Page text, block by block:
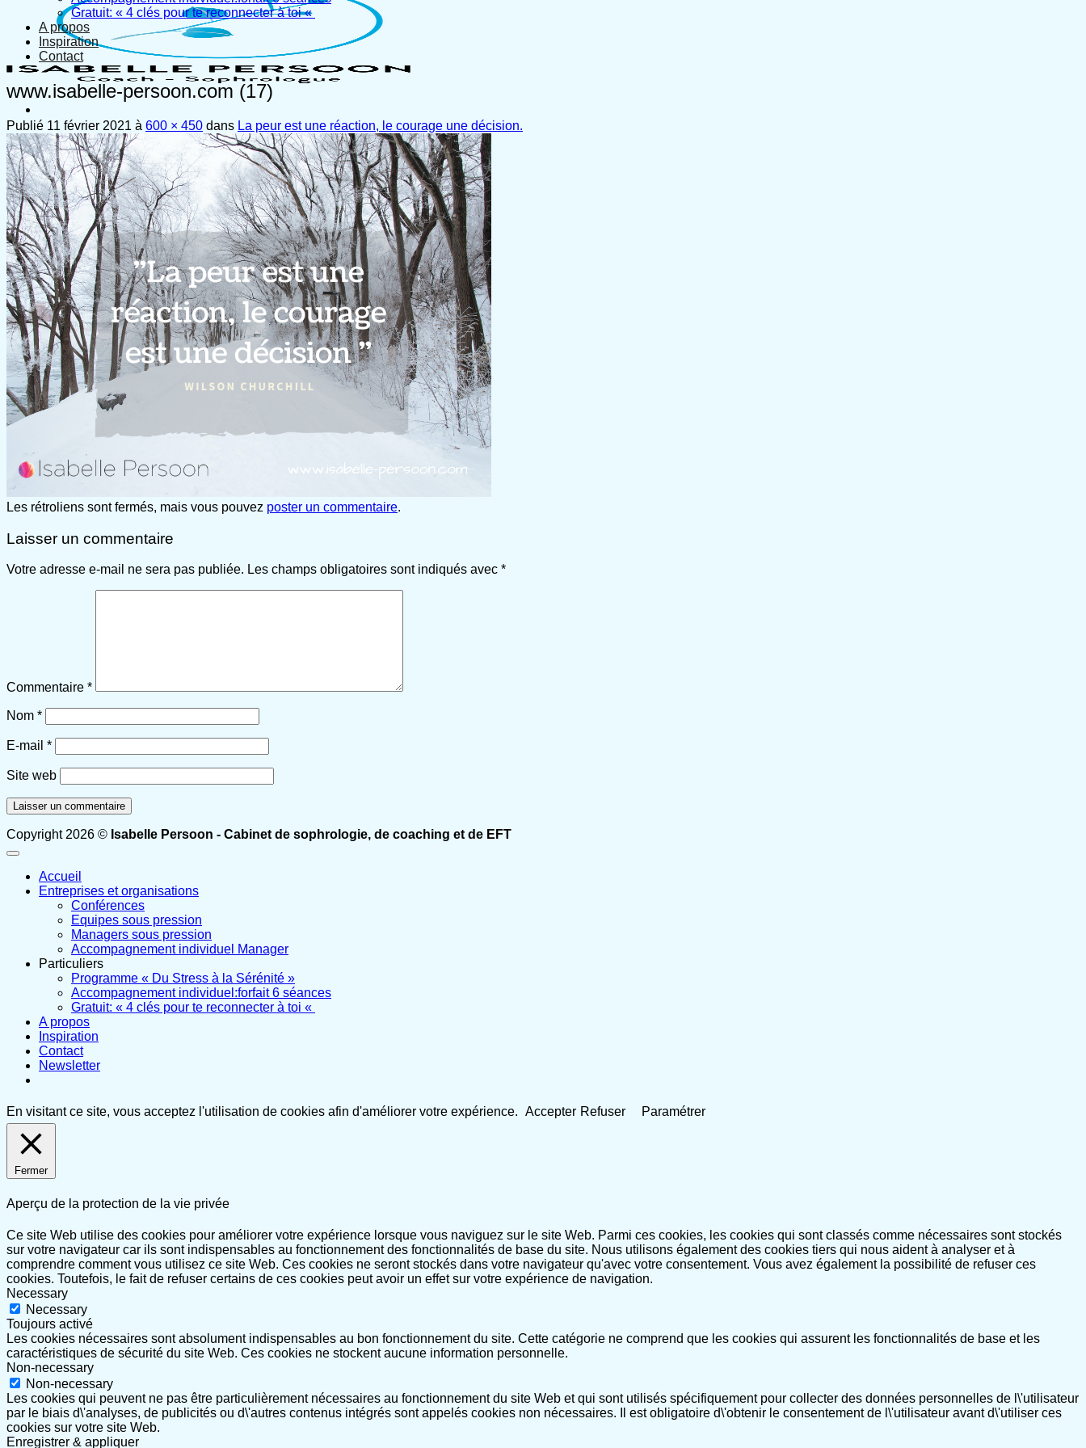
Gratuit: « 4 clés pour te reconnecter à toi «
A propos
Inspiration
Contact
www.isabelle-persoon.com (17)
Publié 11 février 2021 à 600 × 450 dans La peur est une réaction, le courage une décision.
Les rétroliens sont fermés, mais vous pouvez poster un commentaire.
Laisser un commentaire
Votre adresse e-mail ne sera pas publiée. Les champs obligatoires sont indiqués avec *
Commentaire *
Nom *
E-mail *
Site web
Copyright 2026 © Isabelle Persoon - Cabinet de sophrologie, de coaching et de EFT
Accueil
Entreprises et organisations
Conférences
Equipes sous pression
Managers sous pression
Accompagnement individuel Manager
Particuliers
Programme « Du Stress à la Sérénité »
Accompagnement individuel:forfait 6 séances
Gratuit: « 4 clés pour te reconnecter à toi «
A propos
Inspiration
Contact
Newsletter
En visitant ce site, vous acceptez l'utilisation de cookies afin d'améliorer votre expérience. Accepter Refuser Paramétrer
Fermer
Aperçu de la protection de la vie privée
Ce site Web utilise des cookies pour améliorer votre expérience lorsque vous naviguez sur le site Web. Parmi ces cookies, les cookies qui sont classés comme nécessaires sont stockés
sur votre navigateur car ils sont indispensables au fonctionnement des fonctionnalités de base du site. Nous utilisons également des cookies tiers qui nous aident à analyser et à
comprendre comment vous utilisez ce site Web. Ces cookies ne seront stockés dans votre navigateur qu'avec votre consentement. Vous avez également la possibilité de refuser ces
cookies. Toutefois, le fait de refuser certains de ces cookies peut avoir un effet sur votre expérience de navigation.
Necessary
Necessary
Toujours activé
Les cookies nécessaires sont absolument indispensables au bon fonctionnement du site. Cette catégorie ne comprend que les cookies qui assurent les fonctionnalités de base et les
caractéristiques de sécurité du site Web. Ces cookies ne stockent aucune information personnelle.
Non-necessary
Non-necessary
Les cookies qui peuvent ne pas être particulièrement nécessaires au fonctionnement du site Web et qui sont utilisés spécifiquement pour collecter des données personnelles de l\'utilisateur
par le biais d\'analyses, de publicités ou d\'autres contenus intégrés sont appelés cookies non nécessaires. Il est obligatoire d\'obtenir le consentement de l\'utilisateur avant d\'utiliser ces
cookies sur votre site Web.
Enregistrer & appliquer